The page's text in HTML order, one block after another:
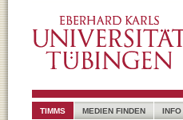
TIMMS MEDIEN FINDEN INFO